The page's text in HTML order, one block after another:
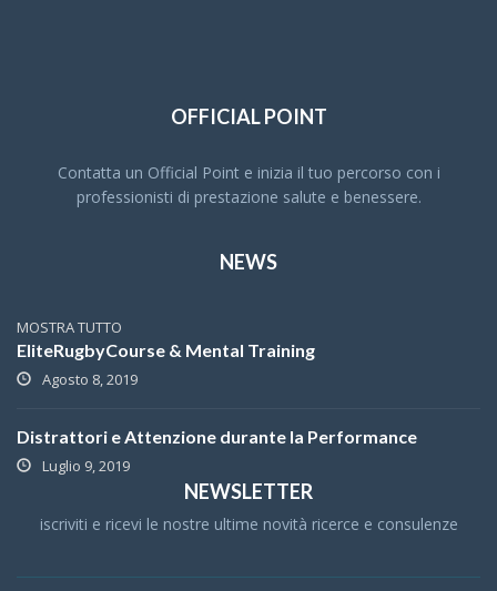
OFFICIAL POINT
Contatta un Official Point e inizia il tuo percorso con i
professionisti di prestazione salute e benessere.
NEWS
MOSTRA TUTTO
EliteRugbyCourse & Mental Training
Agosto 8, 2019
Distrattori e Attenzione durante la Performance
Luglio 9, 2019
NEWSLETTER
iscriviti e ricevi le nostre ultime novità ricerce e consulenze